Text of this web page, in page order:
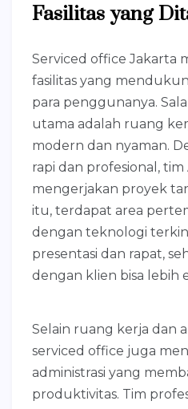
Fasilitas yang
Serviced office Jakarta
fasilitas yang
para penggunanya.
utama adalah ruang
modern dan nyaman.
rapi dan profesional,
mengerjakan proyek
itu, terdapat area
dengan teknologi
presentasi dan rapat,
dengan klien bisa lebih
Selain ruang kerja dan
serviced office juga
administrasi yang
produktivitas. Tim